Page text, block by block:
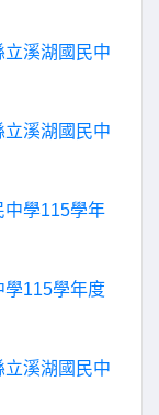
立溪湖國民中
立溪湖國民中
中學115學年
學115學年度
立溪湖國民中